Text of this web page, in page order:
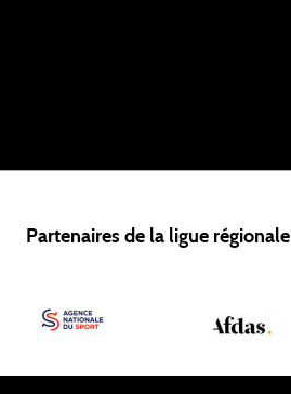
Partenaires de la ligue régionale